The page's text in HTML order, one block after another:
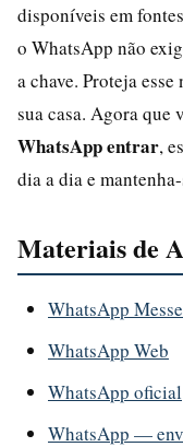
disponíveis em
o WhatsApp não
a chave. Proteja
sua casa. Agora que
WhatsApp entrar,
dia a dia e
Materiais de
WhatsApp
WhatsApp Web
WhatsApp oficial
WhatsApp —